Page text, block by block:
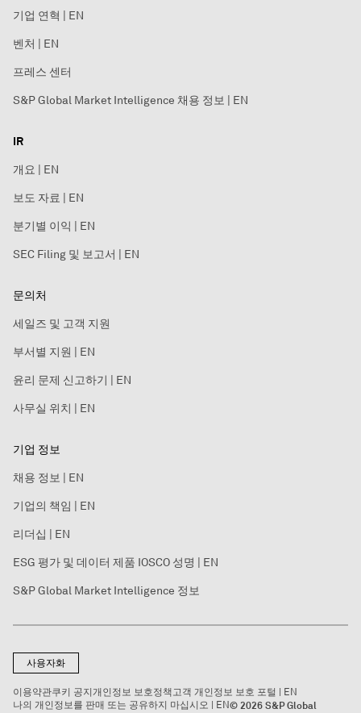
기업 연혁 | EN
벤처 | EN
프레스 센터
S&P Global Market Intelligence 채용 정보 | EN
IR
개요 | EN
보도 자료 | EN
분기별 이익 | EN
SEC Filing 및 보고서 | EN
문의처
세일즈 및 고객 지원
부서별 지원 | EN
윤리 문제 신고하기 | EN
사무실 위치 | EN
기업 정보
채용 정보 | EN
기업의 책임 | EN
리더십 | EN
ESG 평가 및 데이터 제품 IOSCO 성명 | EN
S&P Global Market Intelligence 정보
사용자화
이용약관쿠키 공지 개인정보 보호정책 고객 개인정보 보호 포털 | EN
나의 개인정보를 판매 또는 공유하지 마십시오 | EN© 2026 S&P Global